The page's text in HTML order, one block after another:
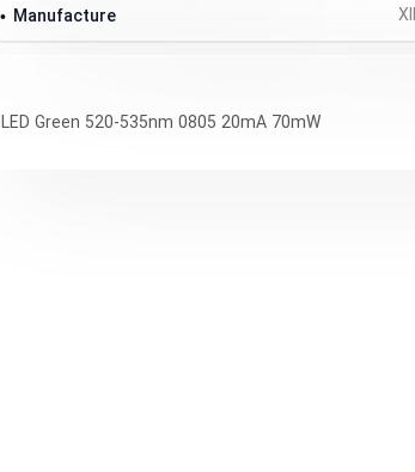
Manufacture
LED Green 520-535nm 0805 20mA 70mW